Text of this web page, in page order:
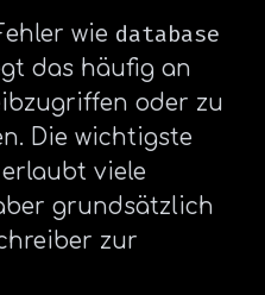
wie database
das häufig an
oder zu
Die wichtigste
erlaubt viele
grundsätzlich
zur